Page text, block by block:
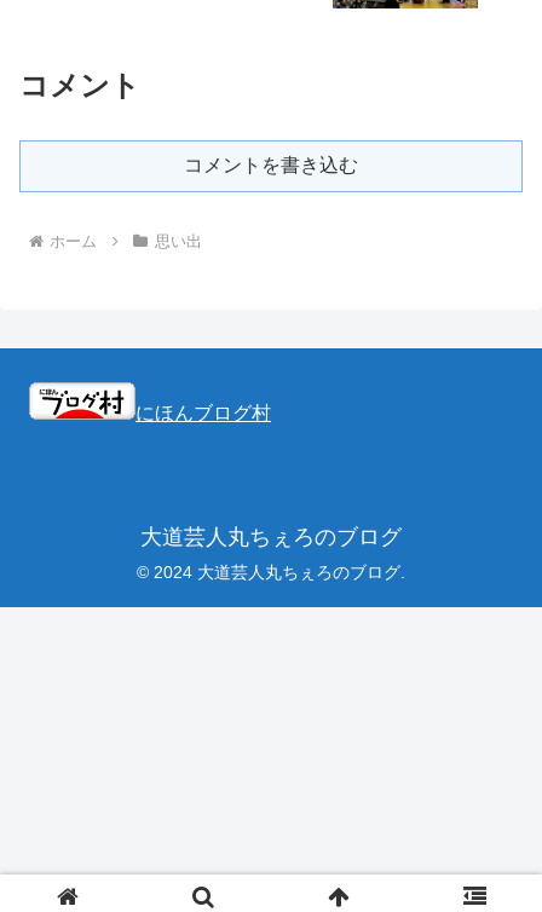
コメント
コメントを書き込む
ホーム 思い出
にほんブログ村
大道芸人丸ちぇろのブログ
© 2024 大道芸人丸ちぇろのブログ.